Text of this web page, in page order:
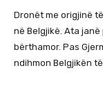
Dronët me origjinë
në Belgjikë. Ata
bërthamor. Pas
ndihmon Belgjikën